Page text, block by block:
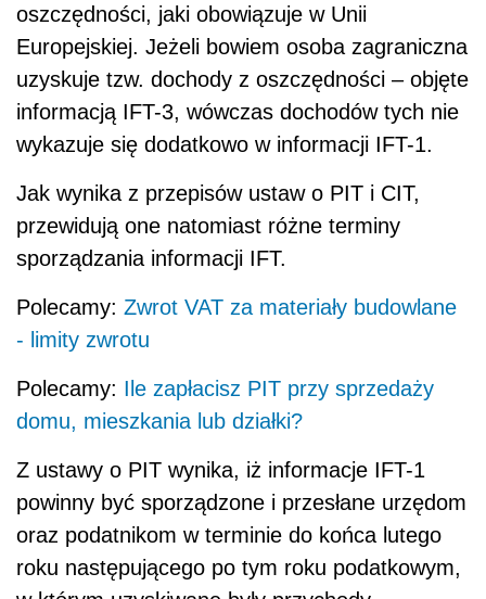
oszczędności, jaki obowiązuje w Unii
Europejskiej. Jeżeli bowiem osoba zagraniczna
uzyskuje tzw. dochody z oszczędności – objęte
informacją IFT-3, wówczas dochodów tych nie
wykazuje się dodatkowo w informacji IFT-1.
Jak wynika z przepisów ustaw o PIT i CIT,
przewidują one natomiast różne terminy
sporządzania informacji IFT.
Polecamy: Zwrot VAT za materiały budowlane
- limity zwrotu
Polecamy: Ile zapłacisz PIT przy sprzedaży
domu, mieszkania lub działki?
Z ustawy o PIT wynika, iż informacje IFT-1
powinny być sporządzone i przesłane urzędom
oraz podatnikom w terminie do końca lutego
roku następującego po tym roku podatkowym,